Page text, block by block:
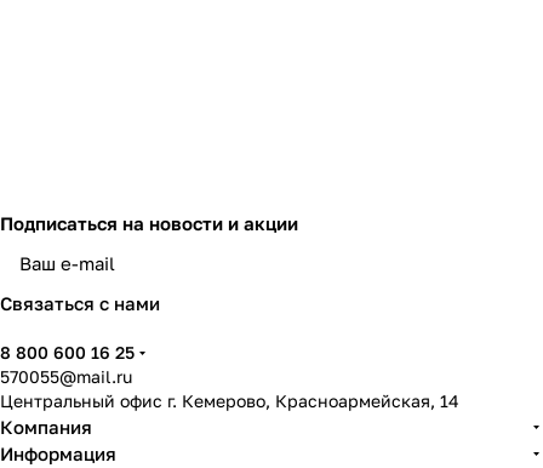
Подписаться на новости и акции
Связаться с нами
8 800 600 16 25
570055@mail.ru
Центральный офис г. Кемерово, Красноармейская, 14
Компания
Информация